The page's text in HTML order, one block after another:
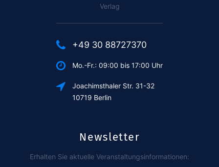
Verlag
+49 30 88727370
Mo.-Fr.: 09:00 bis 17:00 Uhr
Joachimsthaler Str. 31-32
10719 Berlin
Newsletter
Erhalten Sie aktuelle Veranstaltungsinformationen: